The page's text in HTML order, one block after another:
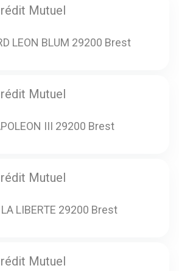
Mutuel
LEON BLUM 29200 Brest
Mutuel
III 29200 Brest
Mutuel
LA LIBERTE 29200 Brest
Mutuel